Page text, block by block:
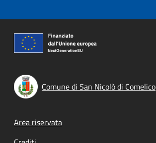
Comune di San Nicolò di Comelico
Footer menu
Area riservata